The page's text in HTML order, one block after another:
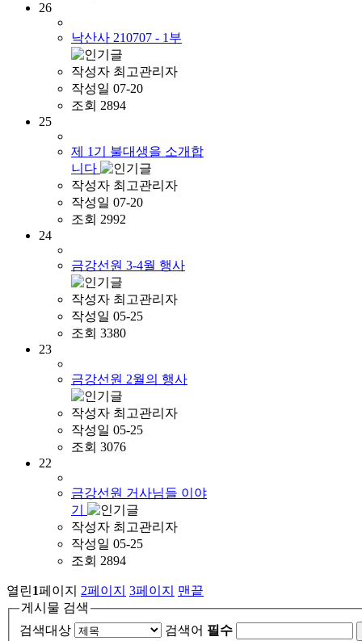
26
낙산사 210707 - 1부
작성자 최고관리자
작성일 07-20
조회 2894
25
제 1기 불대생을 소개합
니다
작성자 최고관리자
작성일 07-20
조회 2992
24
금강선원 3-4월 행사
작성자 최고관리자
작성일 05-25
조회 3380
23
금강선원 2월의 행사
작성자 최고관리자
작성일 05-25
조회 3076
22
금강선원 거사님들 이야
기
작성자 최고관리자
작성일 05-25
조회 2894
열린1페이지 2페이지 3페이지
맨끝
게시물 검색
검색대상
검색어 필수